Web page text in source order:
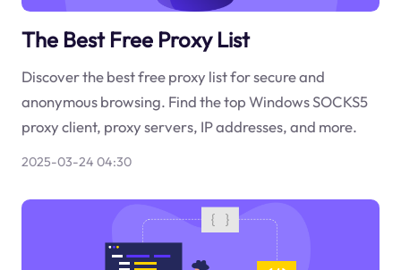
The Best Free Proxy List
Discover the best free proxy list for secure and
anonymous browsing. Find the top Windows SOCKS5
proxy client, proxy servers, IP addresses, and more.
2025-03-24 04:30